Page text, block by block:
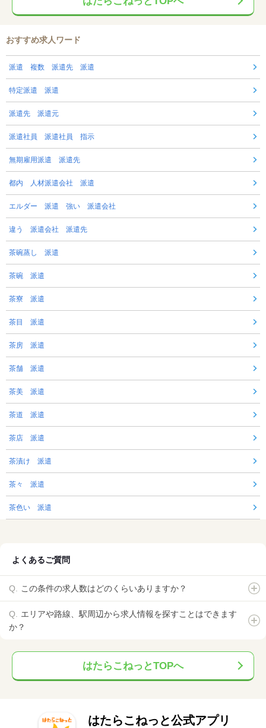
おすすめ求人ワード
派遣 複数 派遣先 派遣
特定派遣 派遣
派遣先 派遣元
派遣社員 派遣社員 指示
無期雇用派遣 派遣先
都内 人材派遣会社 派遣
エルダー 派遣 強い 派遣会社
違う 派遣会社 派遣先
茶碗蒸し 派遣
茶碗 派遣
茶寮 派遣
茶目 派遣
茶房 派遣
茶舗 派遣
茶美 派遣
茶道 派遣
茶店 派遣
茶漬け 派遣
茶々 派遣
茶色い 派遣
よくあるご質問
この条件の求人数はどのくらいありますか？
エリアや路線、駅周辺から求人情報を探すことはできます
か？
はたらこねっとTOPへ
はたらこねっと公式アプリ